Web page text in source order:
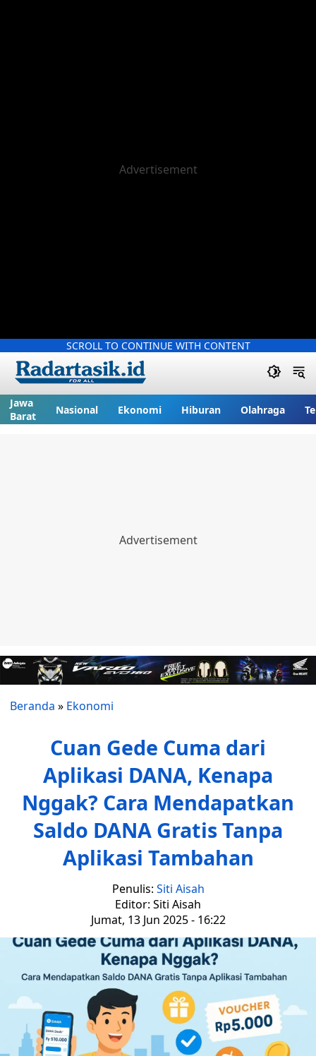
SCROLL TO CONTINUE WITH CONTENT
Jawa
Barat
Nasional Ekonomi Hiburan Olahraga
Beranda » Ekonomi
Cuan Gede Cuma dari
Aplikasi DANA, Kenapa
Nggak? Cara Mendapatkan
Saldo DANA Gratis Tanpa
Aplikasi Tambahan
Penulis: Siti Aisah
Editor: Siti Aisah
Jumat, 13 Jun 2025 - 16:22